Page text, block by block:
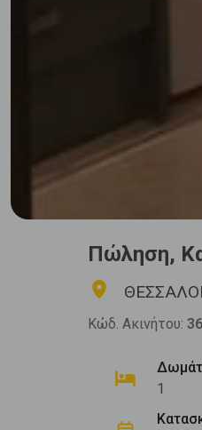
Πώληση,
Κώδ. Ακινήτου:
1